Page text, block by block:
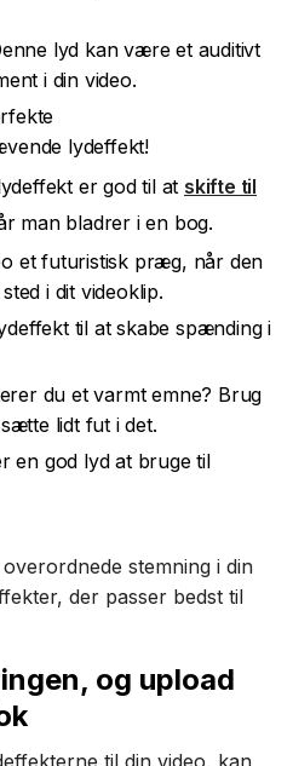
lyd kan være et auditivt
i din video.
lydeffekt!
er god til at skifte til
man bladrer i en bog.
et futuristisk præg, når den
i dit videoklip.
til at skabe spænding i
du et varmt emne? Brug
lidt fut i det.
en god lyd at bruge til
stemning i din
der passer bedst til
og upload